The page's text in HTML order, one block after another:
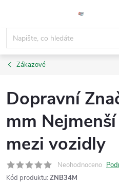
obsah
Zákazové
Dopravní
mm
mezi vozidly
Neohodnoceno
Kód produktu: ZNB34M